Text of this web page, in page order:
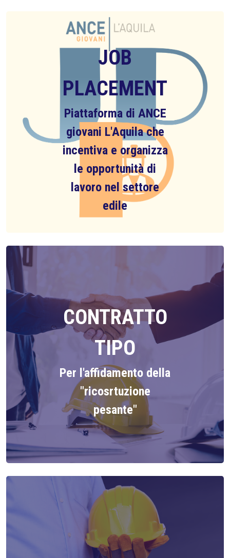
JOB
PLACEMENT
Piattaforma di ANCE
giovani L'Aquila che
incentiva e organizza
le opportunità di
lavoro nel settore
edile
CONTRATTO
TIPO
Per l'affidamento della
"ricosrtuzione
pesante"